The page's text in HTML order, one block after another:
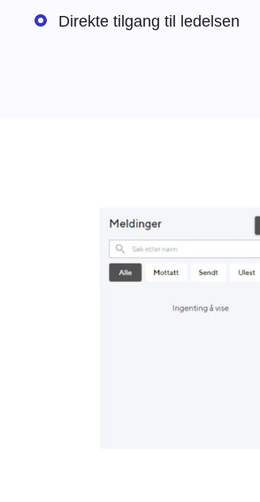
Direkte tilgang til ledelsen